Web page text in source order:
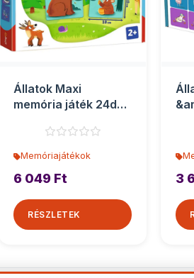
Állatok Maxi
memória játék 24db-
Memóriajátékok
6 049 Ft
RÉSZLETEK
3